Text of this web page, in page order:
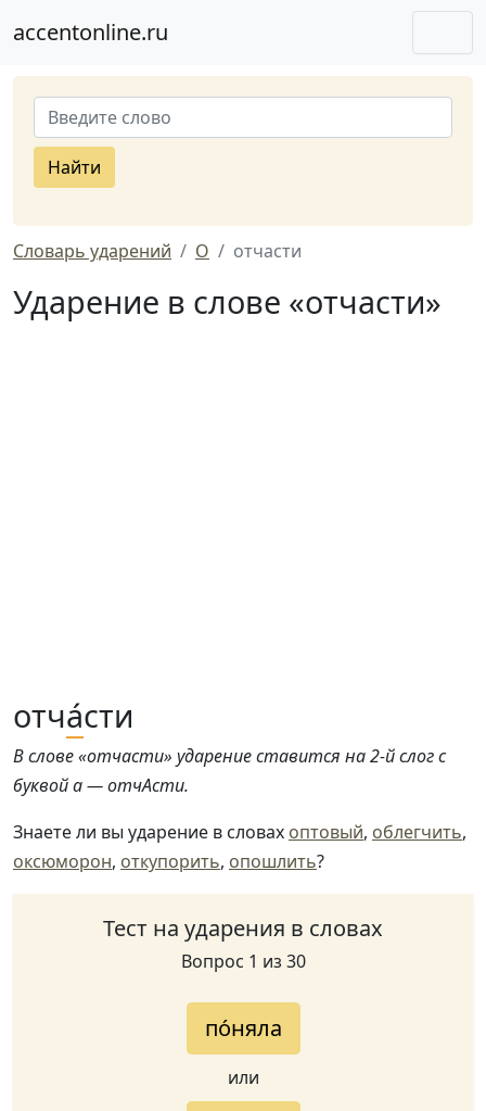
accentonline.ru
Найти
Словарь ударений О отчасти
Ударение в слове «отчасти»
отча́сти
В слове «отчасти» ударение ставится на 2-й слог с
буквой а — отчАсти.
Знаете ли вы ударение в словах оптовый, облегчить,
оксюморон, откупорить, опошлить?
Тест на ударения в словах
Вопрос 1 из 30
по́няла
или